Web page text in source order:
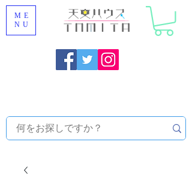
ME
NU